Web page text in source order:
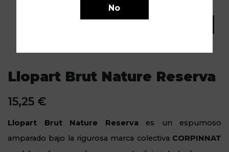
No
Llopart Brut Nature Reserva
15,25 €
Llopart Brut Nature Reservaes un espumoso
amparado bajo la rigurosa marca colectiva CORPINNAT